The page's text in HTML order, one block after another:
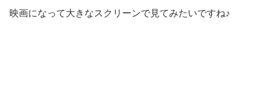
映画になって大きなスクリーンで見てみたいですね♪